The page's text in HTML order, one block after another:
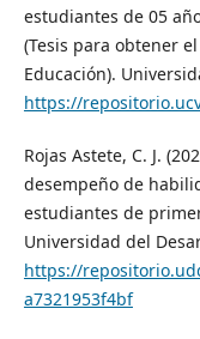
estudiantes de 05
(Tesis para obtener
Educación).
https://
Rojas Astete, C. J.
desempeño de
estudiantes de
Universidad del
https://
a7321953f4bf